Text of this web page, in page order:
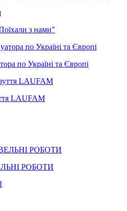
з нами"
по Україні та Європі
LAUFAM
РОБОТИ